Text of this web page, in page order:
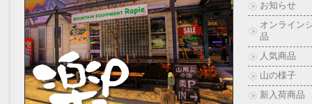
お知らせ
オンライン
品
人気商品
山の様子
新入荷商品